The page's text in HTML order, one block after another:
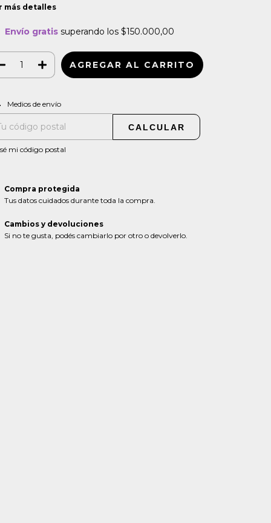
más detalles
Envío gratis superando los $150.000,00
para el CP:
Medios de envío
CALCULAR
mi código postal
Compra protegida
Tus datos cuidados durante toda la compra.
Cambios y devoluciones
Si no te gusta, podés cambiarlo por otro o devolverlo.